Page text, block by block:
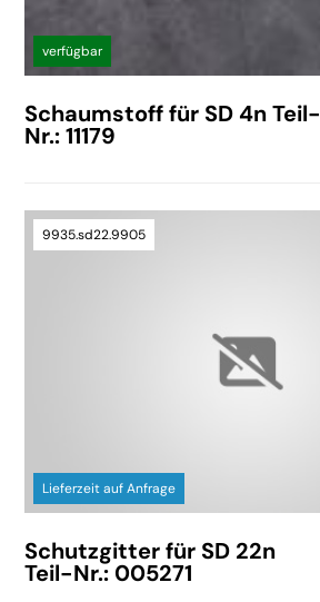
verfügbar
Schaumstoff für SD 4n Teil-
Nr.: 11179
9935.sd22.9905
Lieferzeit auf Anfrage
Schutzgitter für SD 22n
Teil-Nr.: 005271